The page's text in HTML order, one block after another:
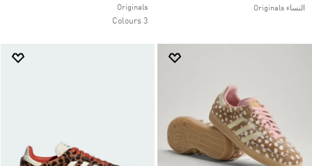
النساء Originals Originals
3 Colours